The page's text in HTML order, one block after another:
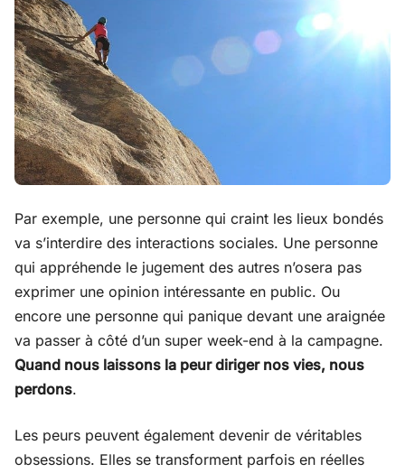
Par exemple, une personne qui craint les lieux bondés
va s’interdire des interactions sociales. Une personne
qui appréhende le jugement des autres n’osera pas
exprimer une opinion intéressante en public. Ou
encore une personne qui panique devant une araignée
va passer à côté d’un super week-end à la campagne.
Quand nous laissons la peur diriger nos vies, nous
perdons.
Les peurs peuvent également devenir de véritables
obsessions. Elles se transforment parfois en réelles